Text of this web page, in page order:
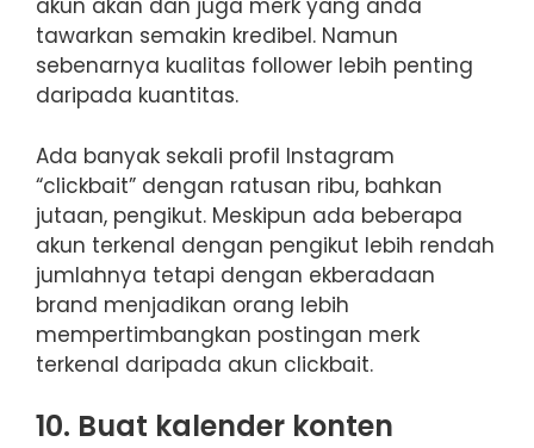
akun akan dan juga merk yang anda
tawarkan semakin kredibel. Namun
sebenarnya kualitas follower lebih penting
daripada kuantitas.
Ada banyak sekali profil Instagram
“clickbait” dengan ratusan ribu, bahkan
jutaan, pengikut. Meskipun ada beberapa
akun terkenal dengan pengikut lebih rendah
jumlahnya tetapi dengan ekberadaan
brand menjadikan orang lebih
mempertimbangkan postingan merk
terkenal daripada akun clickbait.
10. Buat kalender konten